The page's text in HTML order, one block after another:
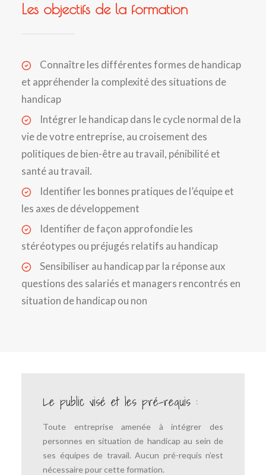
Les objectifs de la formation
Connaître les différentes formes de handicap
et appréhender la complexité des situations de
handicap
Intégrer le handicap dans le cycle normal de la
vie de votre entreprise, au croisement des
politiques de bien-être au travail, pénibilité et
santé au travail.
Identifier les bonnes pratiques de l’équipe et
les axes de développement
Identifier de façon approfondie les
stéréotypes ou préjugés relatifs au handicap
Sensibiliser au handicap par la réponse aux
questions des salariés et managers rencontrés en
situation de handicap ou non
Le public visé et les pré-requis :
Toute entreprise amenée à intégrer des
personnes en situation de handicap au sein de
ses équipes de travail. Aucun pré-requis n’est
nécessaire pour cette formation.